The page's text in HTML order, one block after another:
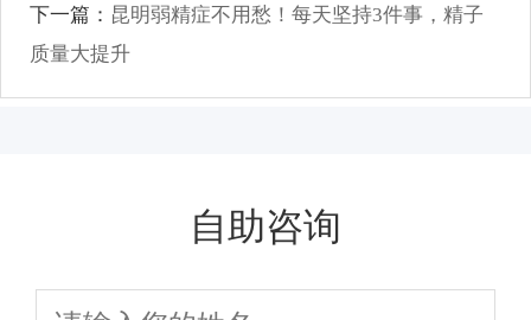
下一篇： 昆明弱精症不用愁！每天坚持3件事，精子
质量大提升
自助咨询